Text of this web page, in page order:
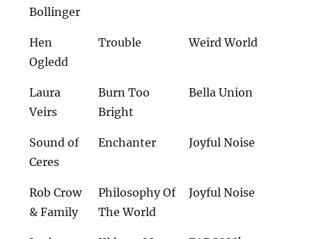
Bollinger
Hen
Ogledd
Trouble Weird World
Laura
Veirs
Burn Too
Bright
Bella Union
Sound of
Ceres
Enchanter Joyful Noise
Rob Crow
& Family
Philosophy Of
The World
Joyful Noise